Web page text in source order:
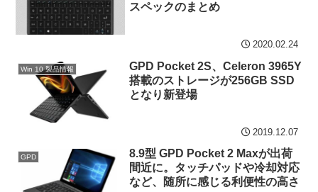
スペックのまとめ
2020.02.24
Win 10 製品情報
GPD Pocket 2S、Celeron 3965Y
搭載のストレージが256GB SSD
となり新登場
2019.12.07
GPD
8.9型 GPD Pocket 2 Maxが出荷
間近に。タッチパッドや冷却対応
など、随所に感じる利便性の高さ